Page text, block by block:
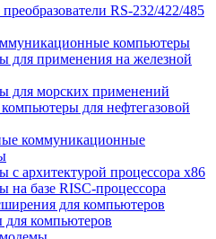
RS-232/422/485
компьютеры
для применения на железной
для морских применений
для нефтегазовой
коммуникационные
с архитектурой процессора x86
на базе RISC-процессора
для компьютеров
для компьютеров